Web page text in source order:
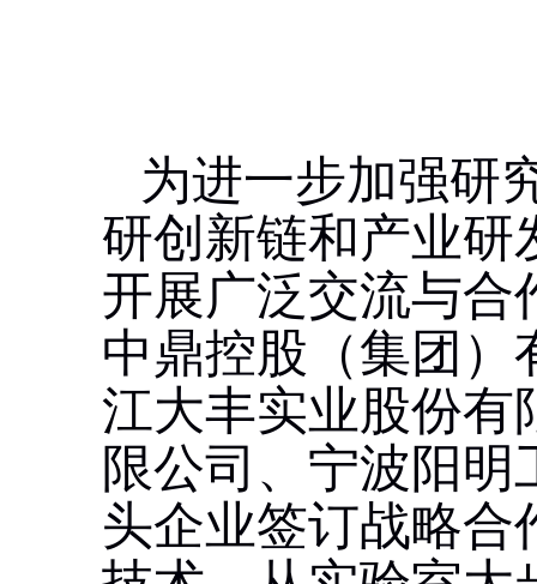
为进一步加强研
研创新链和产业研
开展广泛交流与合
中鼎控股（集团）
江大丰实业股份有
限公司、宁波阳
头企业签订战略合